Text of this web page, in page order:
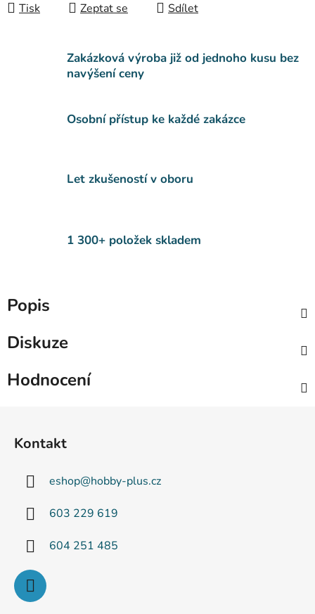
Tisk Zeptat se Sdílet
Zakázková výroba již od jednoho kusu bez
navýšení ceny
Osobní přístup ke každé zakázce
Let zkušeností v oboru
1 300+ položek skladem
Popis
Diskuze
Hodnocení
Kontakt
eshop@hobby-plus.cz
603 229 619
604 251 485